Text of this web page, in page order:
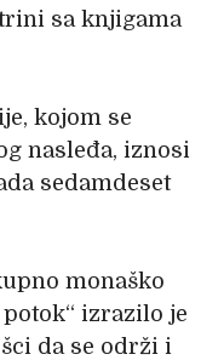
sa knjigama
kojom se
nasleđa, iznosi
sedamdeset
monaško
izrazilo je
da se održi i